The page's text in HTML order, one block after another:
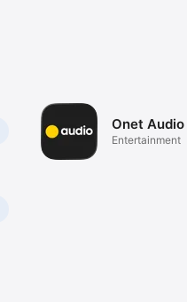
Onet Audio
Entertainment